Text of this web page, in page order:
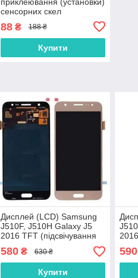
сенсорних скел
(модулів) і корпусів до їх
основи
88₴ 188 ₴
Купити
Дисплей (LCD) Samsung
J510F, J510H Galaxy J5
2016 TFT (підсвічування
Оригінал) із сенсором
золотий
580₴ 630 ₴
Купити
590